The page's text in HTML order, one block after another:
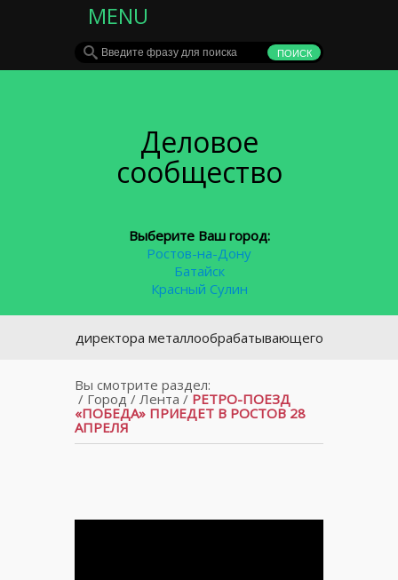
MENU
Деловое
сообщество
Выберите Ваш город:
Ростов-на-Дону
Батайск
Красный Сулин
директора металлообрабатывающего завода в
Вы смотрите раздел:
/ Город/ Лента / РЕТРО-ПОЕЗД
«ПОБЕДА» ПРИЕДЕТ В РОСТОВ 28
АПРЕЛЯ